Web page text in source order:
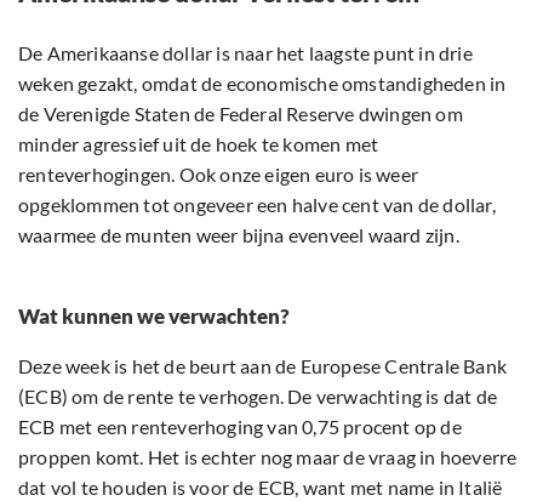
De Amerikaanse dollar is naar het laagste punt in drie
weken gezakt, omdat de economische omstandigheden in
de Verenigde Staten de Federal Reserve dwingen om
minder agressief uit de hoek te komen met
renteverhogingen. Ook onze eigen euro is weer
opgeklommen tot ongeveer een halve cent van de dollar,
waarmee de munten weer bijna evenveel waard zijn.
Wat kunnen we verwachten?
Deze week is het de beurt aan de Europese Centrale Bank
(ECB) om de rente te verhogen. De verwachting is dat de
ECB met een renteverhoging van 0,75 procent op de
proppen komt. Het is echter nog maar de vraag in hoeverre
dat vol te houden is voor de ECB, want met name in Italië